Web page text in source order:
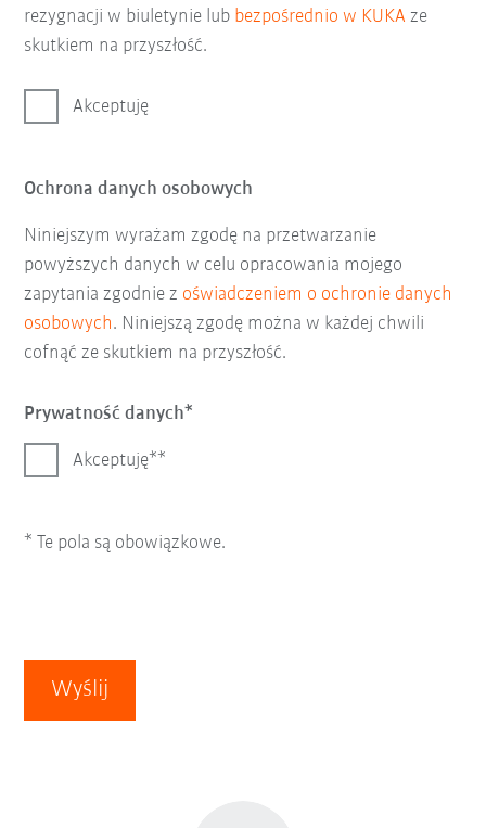
rezygnacji w biuletynie lub bezpośrednio w KUKA ze
skutkiem na przyszłość.
Akceptuję
Ochrona danych osobowych
Niniejszym wyrażam zgodę na przetwarzanie
powyższych danych w celu opracowania mojego
zapytania zgodnie z oświadczeniem o ochronie danych
osobowych. Niniejszą zgodę można w każdej chwili
cofnąć ze skutkiem na przyszłość.
Prywatność danych
Akceptuję*
* Te pola są obowiązkowe.
Wyślij